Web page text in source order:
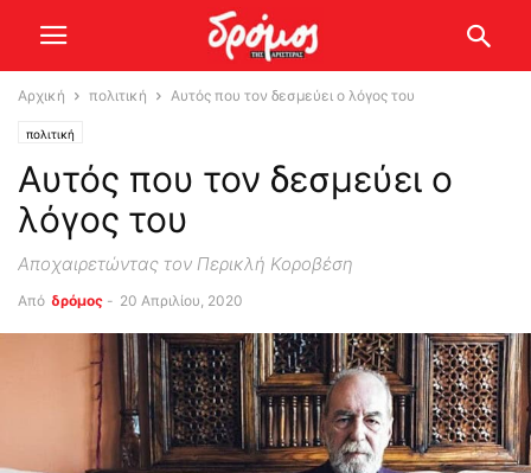
Αρχική πολιτική Αυτός που τον δεσμεύει ο λόγος του
πολιτική
Αυτός που τον δεσμεύει ο
λόγος του
Αποχαιρετώντας τον Περικλή Κοροβέση
Από δρόμος - 20 Απριλίου, 2020